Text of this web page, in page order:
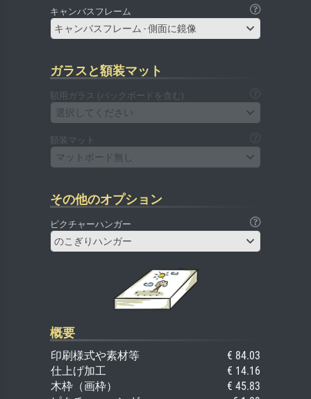
キャンバスフレーム
キャンバスフレーム - 側面に鏡像
ガラスと額装マット
額用ガラス (バックボードを含む)
選択してください
額装マット
マットボード無し
その他のオプション
ピクチャーハンガー
のこぎりハンガー
概要
印刷様式や素材等
€ 84.03
仕上げ加工
€ 14.16
木枠（画枠）
€ 45.83